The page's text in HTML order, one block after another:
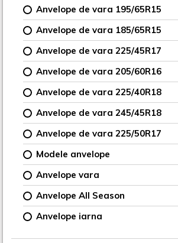
Anvelope de vara 195/65R15
Anvelope de vara 185/65R15
Anvelope de vara 225/45R17
Anvelope de vara 205/60R16
Anvelope de vara 225/40R18
Anvelope de vara 245/45R18
Anvelope de vara 225/50R17
Modele anvelope
Anvelope vara
Anvelope All Season
Anvelope iarna